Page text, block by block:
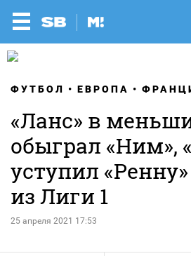
ФУТБОЛ ЕВРОПА
«Ланс» в
обыграл «Ним»,
уступил
из Лиги 1
25 апреля 2021 17:53